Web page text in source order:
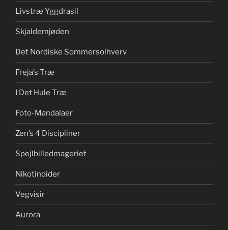
Livstræ Yggdrasil
Skjaldemjøden
Det Nordiske Sommersolhverv
Freja’s Træ
I Det Hule Træ
Foto-Mandalaer
Zen’s 4 Discipliner
Spejlbilledmageriet
Nikotinoider
Vegvisir
Aurora